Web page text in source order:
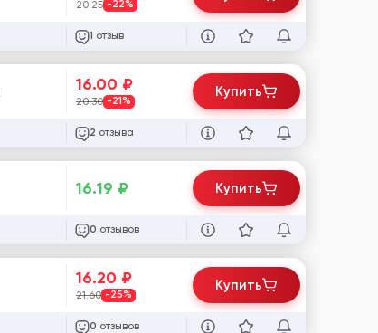
20.25 -22%
1 отзыв
16.00 ₽
20.30 -21%
2 отзыва
Купить
16.19 ₽
0 отзывов
Купить
16.20 ₽
21.60 -25%
0 отзывов
Купить